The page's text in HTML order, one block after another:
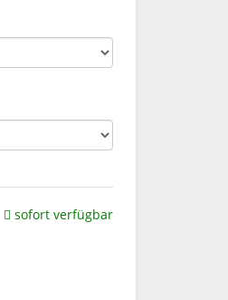
sofort verfügbar